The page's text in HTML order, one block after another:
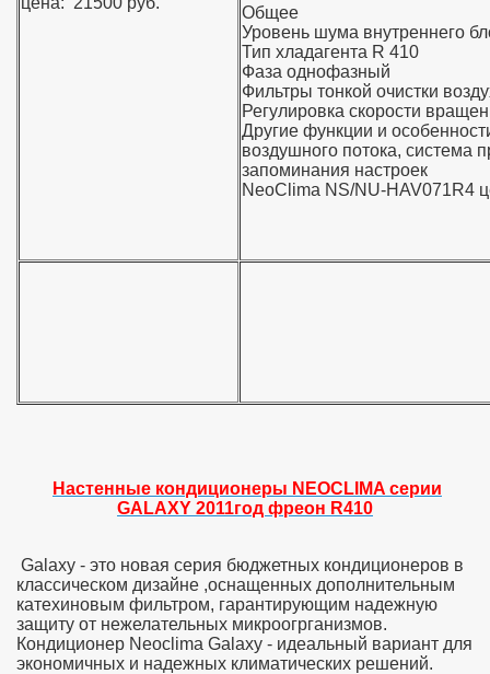
Общее
Уровень шума внутреннего
Тип хладагента R 410
Фаза однофазный
Фильтры тонкой очистки
Регулировка скорости
Другие функции и
воздушного потока, система
запоминания настроек
NeoClima NS/NU-HAV071R4
Настенные кондиционеры NEOCLIMA серии
GALAXY 2011год фреон R410
Galaxy - это новая серия бюджетных кондиционеров в
классическом дизайне ,оснащенных дополнительным
катехиновым фильтром, гарантирующим надежную
защиту от нежелательных микроогрганизмов.
Кондиционер Neoclima Galaxy - идеальный вариант для
экономичных и надежных климатических решений.